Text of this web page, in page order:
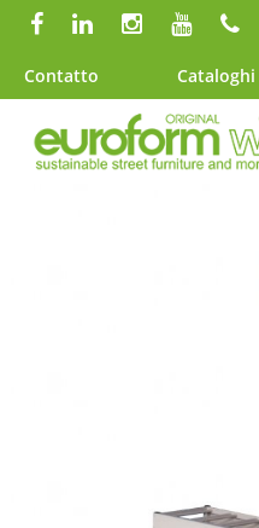
Contatto Cataloghi